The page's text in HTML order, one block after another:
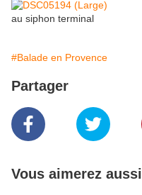
au siphon terminal
#Balade en Provence
Partager
Vous aimerez aussi